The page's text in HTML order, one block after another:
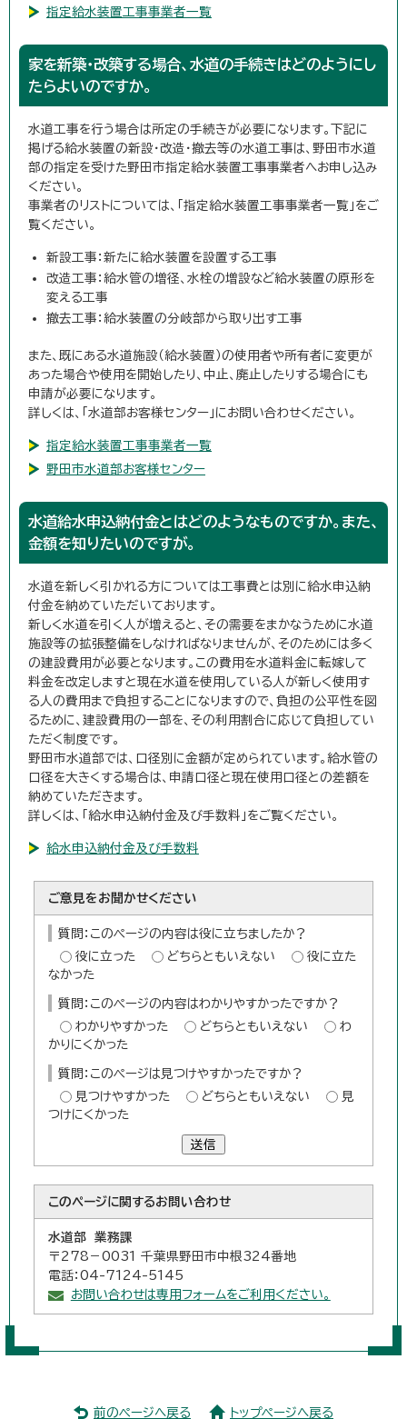
指定給水装置工事事業者一覧
家を新築・改築する場合、水道の手続きはどのようにし
たらよいのですか。
水道工事を行う場合は所定の手続きが必要になります。下記に
掲げる給水装置の新設・改造・撤去等の水道工事は、野田市水道
部の指定を受けた野田市指定給水装置工事事業者へお申し込み
ください。
事業者のリストについては、「指定給水装置工事事業者一覧」をご
覧ください。
新設工事：新たに給水装置を設置する工事
改造工事：給水管の増径、水栓の増設など給水装置の原形を
変える工事
撤去工事：給水装置の分岐部から取り出す工事
また、既にある水道施設（給水装置）の使用者や所有者に変更が
あった場合や使用を開始したり、中止、廃止したりする場合にも
申請が必要になります。
詳しくは、「水道部お客様センター」にお問い合わせください。
指定給水装置工事事業者一覧
野田市水道部お客様センター
水道給水申込納付金とはどのようなものですか。また、
金額を知りたいのですが。
水道を新しく引かれる方については工事費とは別に給水申込納
付金を納めていただいております。
新しく水道を引く人が増えると、その需要をまかなうために水道
施設等の拡張整備をしなければなりませんが、そのためには多く
の建設費用が必要となります。この費用を水道料金に転嫁して
料金を改定しますと現在水道を使用している人が新しく使用す
る人の費用まで負担することになりますので、負担の公平性を図
るために、建設費用の一部を、その利用割合に応じて負担してい
ただく制度です。
野田市水道部では、口径別に金額が定められています。給水管の
口径を大きくする場合は、申請口径と現在使用口径との差額を
納めていただきます。
詳しくは、「給水申込納付金及び手数料」をご覧ください。
給水申込納付金及び手数料
ご意見をお聞かせください
質問：このページの内容は役に立ちましたか？
役に立った
どちらともいえない
役に立た
なかった
質問：このページの内容はわかりやすかったですか？
わかりやすかった
どちらともいえない
わ
かりにくかった
質問：このページは見つけやすかったですか？
見つけやすかった
どちらともいえない
見
つけにくかった
送信
このページに関するお問い合わせ
水道部 業務課
〒278－0031 千葉県野田市中根324番地
電話：04-7124-5145
お問い合わせは専用フォームをご利用ください。
前のページへ戻る トップページへ戻る